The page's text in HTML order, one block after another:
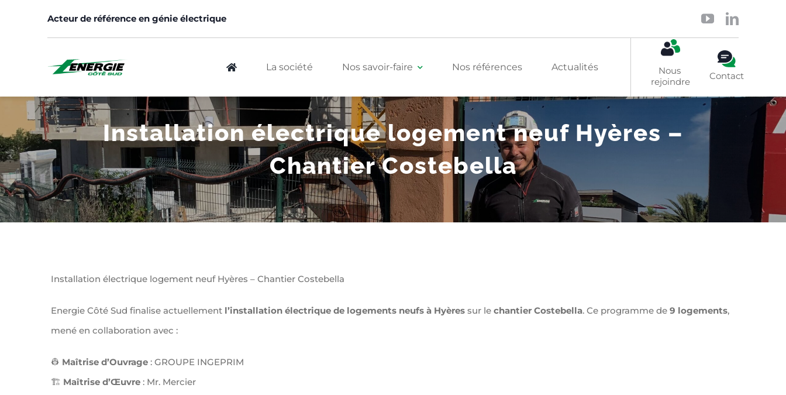
Acteur de référence en génie électrique
La société Nos savoir-faire
Logement Tertiaire Solaire
Nos références Actualités
Nous
rejoindre
Contact
Installation électrique logement neuf Hyères –
Chantier Costebella
Installation électrique logement neuf Hyères – Chantier Costebella
Energie Côté Sud finalise actuellement l’installation électrique de logements neufs à Hyèressur le chantier Costebella. Ce programme de 9 logements,
mené en collaboration avec :
👷 Maîtrise d’Ouvrage: GROUPE INGEPRIM
🏗 Maîtrise d’Œuvre: Mr. Mercier